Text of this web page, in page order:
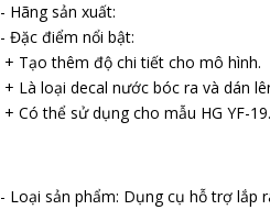
- Hãng sản xuất:
- Đặc điểm nổi bật:
+ Tạo thêm độ chi tiết cho mô hình.
+ Là loại decal nước bóc ra và dán
+ Có thể sử dụng cho mẫu HG YF-19.
- Loại sản phẩm: Dụng cụ hỗ trợ lắp